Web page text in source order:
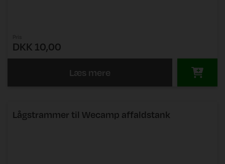
DKK 10,00
Læs mere
Lågstrammer til Wecamp affaldstank